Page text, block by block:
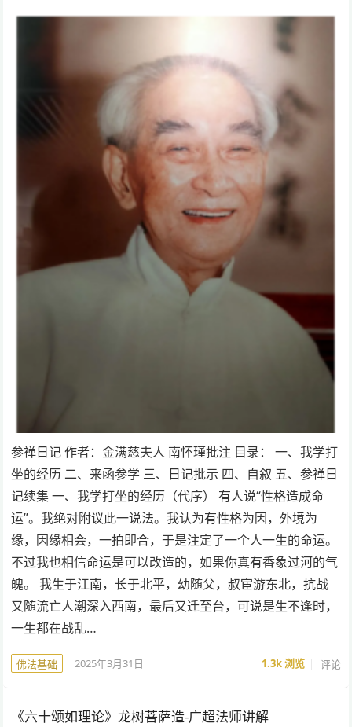
参禅日记 作者：金满慈夫人 南怀瑾批注 目录： 一、我学打
坐的经历 二、来函参学 三、日记批示 四、自叙 五、参禅日
记续集 一、我学打坐的经历（代序） 有人说“性格造成命
运”。我绝对附议此一说法。我认为有性格为因，外境为
缘，因缘相会，一拍即合，于是注定了一个人一生的命运。
不过我也相信命运是可以改造的，如果你真有香象过河的气
魄。 我生于江南，长于北平，幼随父，叔宦游东北，抗战
又随流亡人潮深入西南，最后又迁至台，可说是生不逢时，
一生都在战乱…
佛法基础 2025年3月31日 1.3k浏览 评论
《六十颂如理论》龙树菩萨造-广超法师讲解